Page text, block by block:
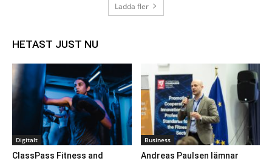
Ladda fler
HETAST JUST NU
Digitalt
ClassPass Fitness and
Business
Andreas Paulsen lämnar